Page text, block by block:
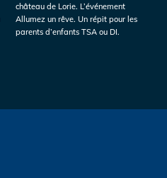
château de Lorie. L’événement
Allumez un rêve. Un répit pour les
parents d’enfants TSA ou DI.